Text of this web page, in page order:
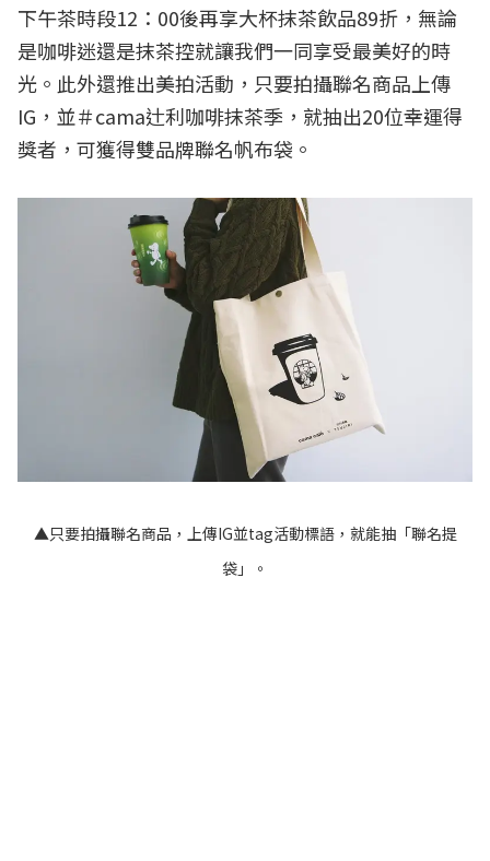
下午茶時段12：00後再享大杯抹茶飲品89折，無論
是咖啡迷還是抹茶控就讓我們一同享受最美好的時
光。此外還推出美拍活動，只要拍攝聯名商品上傳
IG，並＃cama辻利咖啡抹茶季，就抽出20位幸運得
獎者，可獲得雙品牌聯名帆布袋。
▲只要拍攝聯名商品，上傳IG並tag活動標語，就能抽「聯名提
袋」。